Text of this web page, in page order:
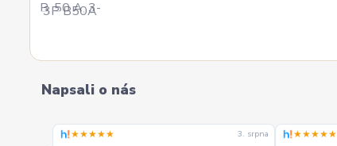
Napsali o nás
★★★★★ 3. srpna ★★★★★